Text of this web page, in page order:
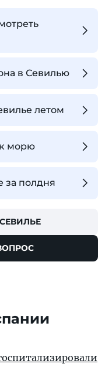
в Севилью
летом
к морю
за полдня